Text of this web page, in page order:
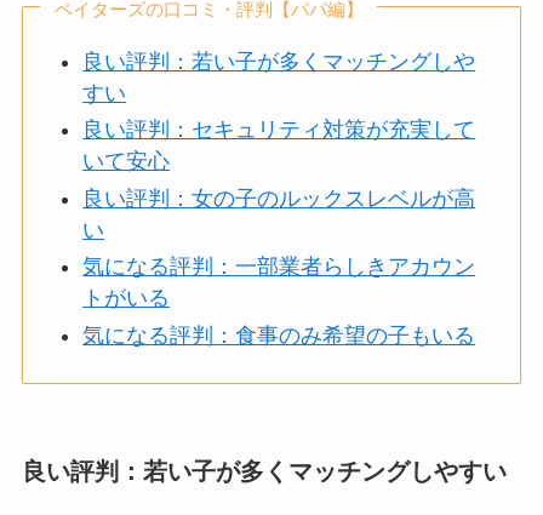
ペイターズの口コミ・評判【パパ編】
良い評判：若い子が多くマッチングしや
すい
良い評判：セキュリティ対策が充実して
いて安心
良い評判：女の子のルックスレベルが高
い
気になる評判：一部業者らしきアカウン
トがいる
気になる評判：食事のみ希望の子もいる
良い評判：若い子が多くマッチングしやすい